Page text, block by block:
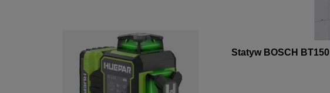
Statyw BOSCH BT150